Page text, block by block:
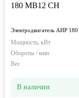
Электродвигатель АИР
Мощность, кВт
Обороты / мин.
Вес
В наличии